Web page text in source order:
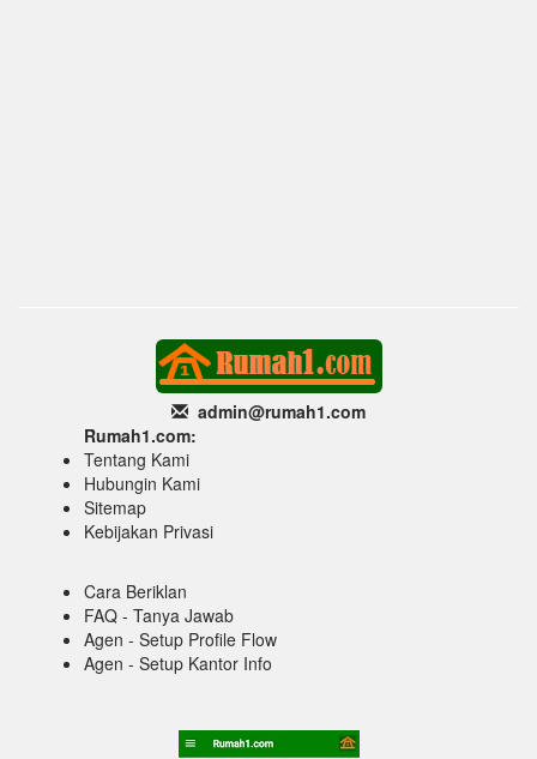
admin@rumah1.com
Rumah1.com:
Tentang Kami
Hubungin Kami
Sitemap
Kebijakan Privasi
Cara Beriklan
FAQ - Tanya Jawab
Agen - Setup Profile Flow
Agen - Setup Kantor Info